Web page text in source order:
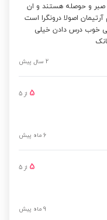
صبر و حوصله هستند و ان
اصولا درونگرا است
خوب درس دادن خیلی
2 سال پیش
5 از 5
6 ماه پیش
5 از 5
9 ماه پیش